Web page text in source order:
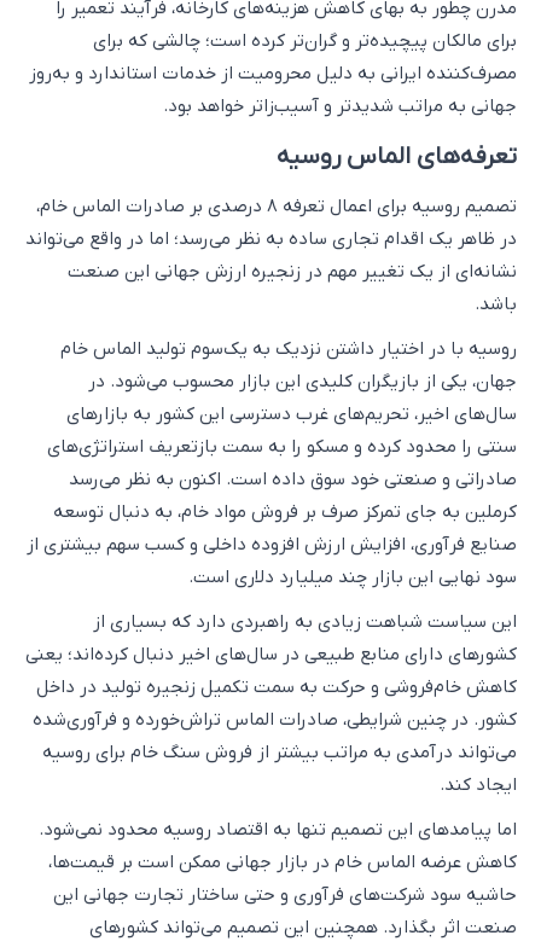
مدرن چطور به بهای کاهش هزینه‌های کارخانه، فرآیند تعمیر را
برای مالکان پیچیده‌تر و گران‌تر کرده است؛ چالشی که برای
مصرف‌کننده ایرانی به دلیل محرومیت از خدمات استاندارد و به‌روز
جهانی به مراتب شدیدتر و آسیب‌زاتر خواهد بود.
تعرفه‌های الماس روسیه
تصمیم روسیه برای اعمال تعرفه ۸ درصدی بر صادرات الماس خام،
در ظاهر یک اقدام تجاری ساده به نظر می‌رسد؛ اما در واقع می‌تواند
نشانه‌ای از یک تغییر مهم در زنجیره ارزش جهانی این صنعت
باشد.
روسیه با در اختیار داشتن نزدیک به یک‌سوم تولید الماس خام
جهان، یکی از بازیگران کلیدی این بازار محسوب می‌شود. در
سال‌های اخیر، تحریم‌های غرب دسترسی این کشور به بازارهای
سنتی را محدود کرده و مسکو را به سمت بازتعریف استراتژی‌های
صادراتی و صنعتی خود سوق داده است. اکنون به نظر می‌رسد
کرملین به جای تمرکز صرف بر فروش مواد خام، به دنبال توسعه
صنایع فرآوری، افزایش ارزش افزوده داخلی و کسب سهم بیشتری از
سود نهایی این بازار چند میلیارد دلاری است.
این سیاست شباهت زیادی به راهبردی دارد که بسیاری از
کشورهای دارای منابع طبیعی در سال‌های اخیر دنبال کرده‌اند؛ یعنی
کاهش خام‌فروشی و حرکت به سمت تکمیل زنجیره تولید در داخل
کشور. در چنین شرایطی، صادرات الماس تراش‌خورده و فرآوری‌شده
می‌تواند درآمدی به مراتب بیشتر از فروش سنگ خام برای روسیه
ایجاد کند.
اما پیامدهای این تصمیم تنها به اقتصاد روسیه محدود نمی‌شود.
کاهش عرضه الماس خام در بازار جهانی ممکن است بر قیمت‌ها،
حاشیه سود شرکت‌های فرآوری و حتی ساختار تجارت جهانی این
صنعت اثر بگذارد. همچنین این تصمیم می‌تواند کشورهای